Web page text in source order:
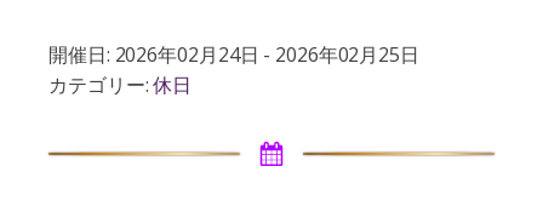
開催日: 2026年02月24日 - 2026年02月25日
カテゴリー:休日